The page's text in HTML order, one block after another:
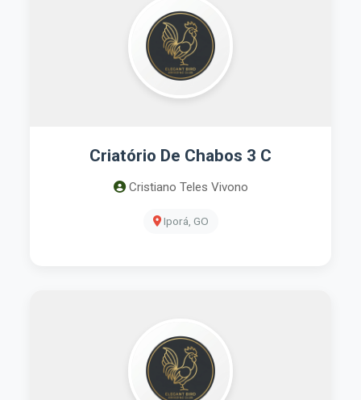
Criatório De Chabos 3 C
Cristiano Teles Vivono
Iporá, GO